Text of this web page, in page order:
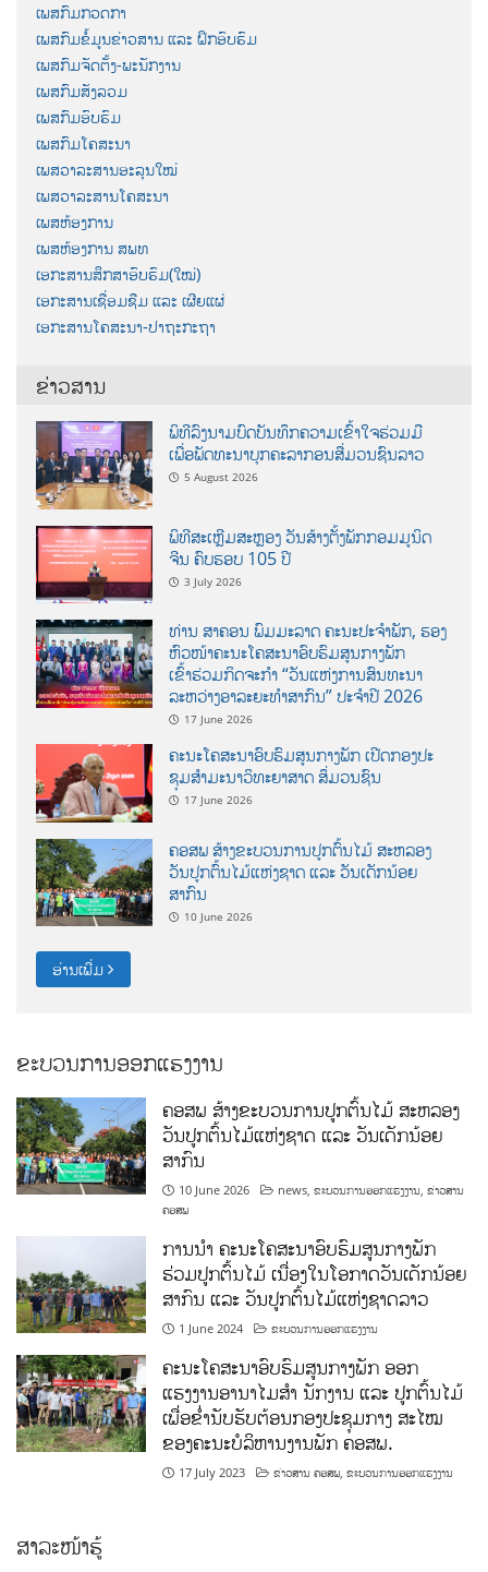
ເພສກົມກວດກາ
ເພສກົມຂໍ້ມູນຂ່າວສານ ແລະ ຝຶກອົບຮົມ
ເພສກົມຈັດຕັ້ງ-ພະນັກງານ
ເພສກົມສັງລວມ
ເພສກົມອົບຮົມ
ເພສກົມໂຄສະນາ
ເພສວາລະສານອະລຸນໃໝ່
ເພສວາລະສານໂຄສະນາ
ເພສຫ້ອງການ
ເພສຫ້ອງການ ສພທ
ເອກະສານສຶກສາອົບຮົມ(ໃໝ່)
ເອກະສານເຊື່ອມຊືມ ແລະ ເຜີຍແຜ່
ເອກະສານໂຄສະນາ-ປາຖະກະຖາ
ຂ່າວສານ
ພິທີລົງນາມບົດບັນທຶກຄວາມເຂົ້າໃຈຮ່ວມມື
ເພື່ອພັດທະນາບຸກຄະລາກອນສື່ມວນຊົນລາວ
5 August 2026
ພິທີສະເຫຼີມສະຫຼອງ ວັນສ້າງຕັ້ງພັກກອມມູນິດ
ຈີນ ຄົບຮອບ 105 ປີ
3 July 2026
ທ່ານ ສາຄອນ ພົມມະລາດ ຄະນະປະຈໍາພັກ, ຮອງ
ຫົວໜ້າຄະນະໂຄສະນາອົບຮົມສູນກາງພັກ
ເຂົ້າຮ່ວມກິດຈະກຳ “ວັນແຫ່ງການສົນທະນາ
ລະຫວ່າງອາລະຍະທຳສາກົນ” ປະຈຳປີ 2026
17 June 2026
ຄະນະໂຄສະນາອົບຮົມສູນກາງພັກ ເປີດກອງປະ
ຊຸມສຳມະນາວິທະຍາສາດ ສຶ່ມວນຊົນ
17 June 2026
ຄອສພ ສ້າງຂະບວນການປູກຕົ້ນໄມ້ ສະຫລອງ
ວັນປູກຕົ້ນໄມ້ແຫ່ງຊາດ ແລະ ວັນເດັກນ້ອຍ
ສາກົນ
10 June 2026
ອ່ານເພີ່ມ
ຂະບວນການອອກແຮງງານ
ຄອສພ ສ້າງຂະບວນການປູກຕົ້ນໄມ້ ສະຫລອງ
ວັນປູກຕົ້ນໄມ້ແຫ່ງຊາດ ແລະ ວັນເດັກນ້ອຍ
ສາກົນ
10 June 2026 news ,ຂະບວນການອອກແຮງງານ ,ຂ່າວສານ
ຄອສພ
ການນໍາ ຄະນະໂຄສະນາອົບຮົມສູນກາງພັກ
ຮ່ວມປູກຕົ້ນໄມ້ ເນື່ອງໃນໂອກາດວັນເດັກນ້ອຍ
ສາກົນ ແລະ ວັນປູກຕົ້ນໄມ້ແຫ່ງຊາດລາວ
1 June 2024 ຂະບວນການອອກແຮງງານ
ຄະນະໂຄສະນາອົບຮົມສູນກາງພັກ ອອກ
ແຮງງານອານາໄມສໍາ ນັກງານ ແລະ ປູກຕົ້ນໄມ້
ເພື່ອຂໍ່ານັບຮັບຕ້ອນກອງປະຊຸມກາງ ສະໄໝ
ຂອງຄະນະບໍລິຫານງານພັກ ຄອສພ.
17 July 2023 ຂ່າວສານ ຄອສພ ,ຂະບວນການອອກແຮງງານ
ສາລະໜ້າຮູ້